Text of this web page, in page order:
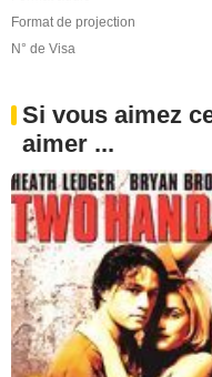
Format de projection
N° de Visa
Si vous aimez
aimer ...